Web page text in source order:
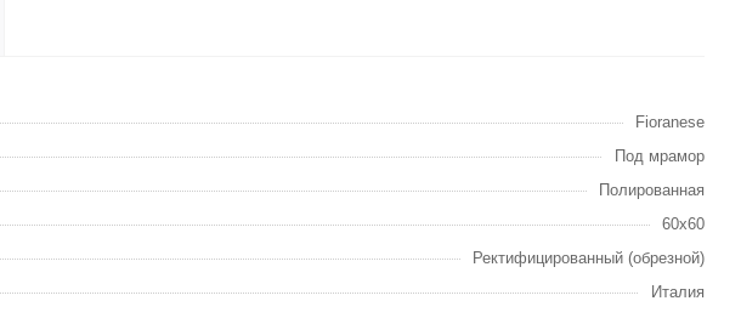
Fioranese
Под мрамор
Полированная
60х60
Ректифицированный (обрезной)
Италия